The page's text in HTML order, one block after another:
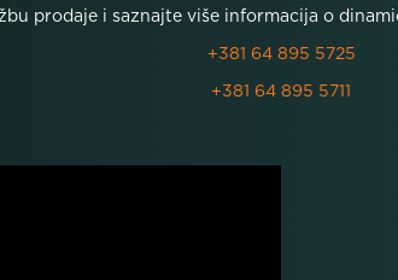
prodaje i saznajte više informacija o
+381 64 895 5725
+381 64 895 5711